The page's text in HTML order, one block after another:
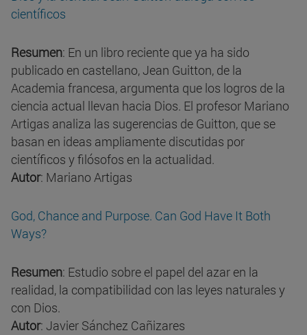
científicos
Resumen: En un libro reciente que ya ha sido
publicado en castellano, Jean Guitton, de la
Academia francesa, argumenta que los logros de la
ciencia actual llevan hacia Dios. El profesor Mariano
Artigas analiza las sugerencias de Guitton, que se
basan en ideas ampliamente discutidas por
científicos y filósofos en la actualidad.
Autor: Mariano Artigas
God, Chance and Purpose. Can God Have It Both
Ways?
Resumen: Estudio sobre el papel del azar en la
realidad, la compatibilidad con las leyes naturales y
con Dios.
Autor: Javier Sánchez Cañizares